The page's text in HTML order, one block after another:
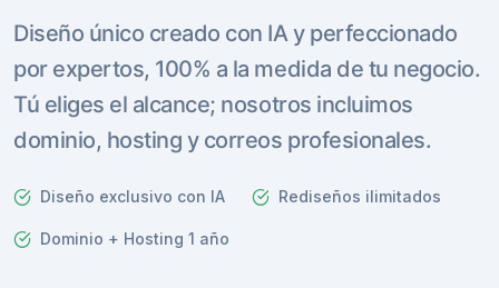
Diseño único creado con IA y perfeccionado
por expertos, 100% a la medida de tu negocio.
Tú eliges el alcance; nosotros incluimos
dominio, hosting y correos profesionales.
Diseño exclusivo con IA Rediseños ilimitados
Dominio + Hosting 1 año